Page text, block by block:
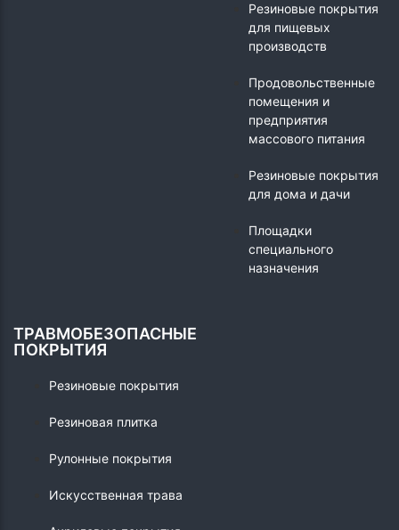
Резиновые покрытия
для пищевых
производств
Продовольственные
помещения и
предприятия
массового питания
Резиновые покрытия
для дома и дачи
Площадки
специального
назначения
ТРАВМОБЕЗОПАСНЫЕ
ПОКРЫТИЯ
Резиновые покрытия
Резиновая плитка
Рулонные покрытия
Искусственная трава